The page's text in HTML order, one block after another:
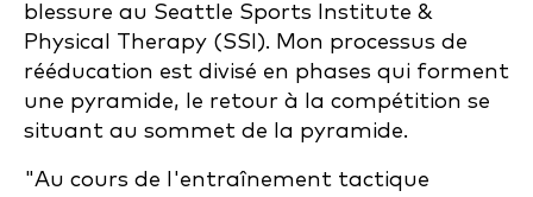
blessure au Seattle Sports Institute &
Physical Therapy (SSI). Mon processus de
rééducation est divisé en phases qui forment
une pyramide, le retour à la compétition se
situant au sommet de la pyramide.
"Au cours de l'entraînement tactique